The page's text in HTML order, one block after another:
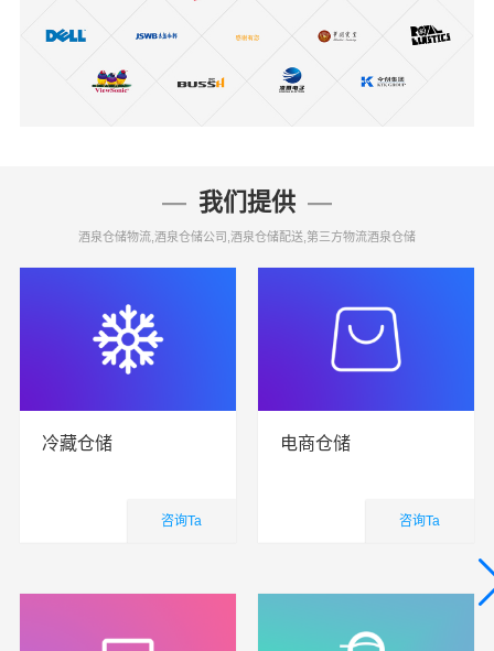
我们提供
酒泉仓储物流,酒泉仓储公司,酒泉仓储配送,第三方物流酒泉仓储
冷藏仓储
咨询Ta
电商仓储
咨询Ta